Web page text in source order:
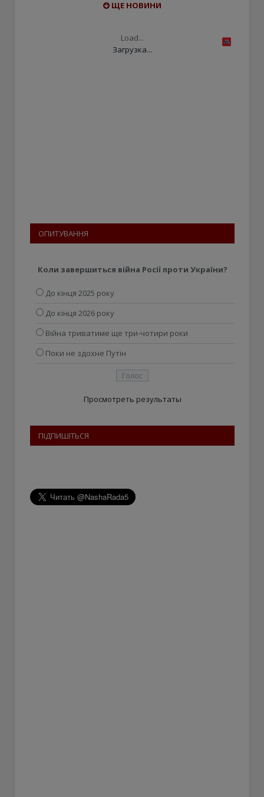
ЩЕ НОВИНИ
Load...
Загрузка...
ОПИТУВАННЯ
Коли завершиться війна Росії проти України?
До кінця 2025 року
До кінця 2026 року
Війна триватиме ще три-чотири роки
Поки не здохне Путін
Просмотреть результаты
ПІДПИШІТЬСЯ